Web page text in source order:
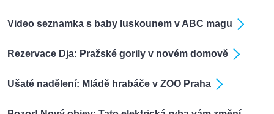
Video seznamka s baby luskounem v ABC magu
Rezervace Dja: Pražské gorily v novém domově
Ušaté nadělení: Mládě hrabáče v ZOO Praha